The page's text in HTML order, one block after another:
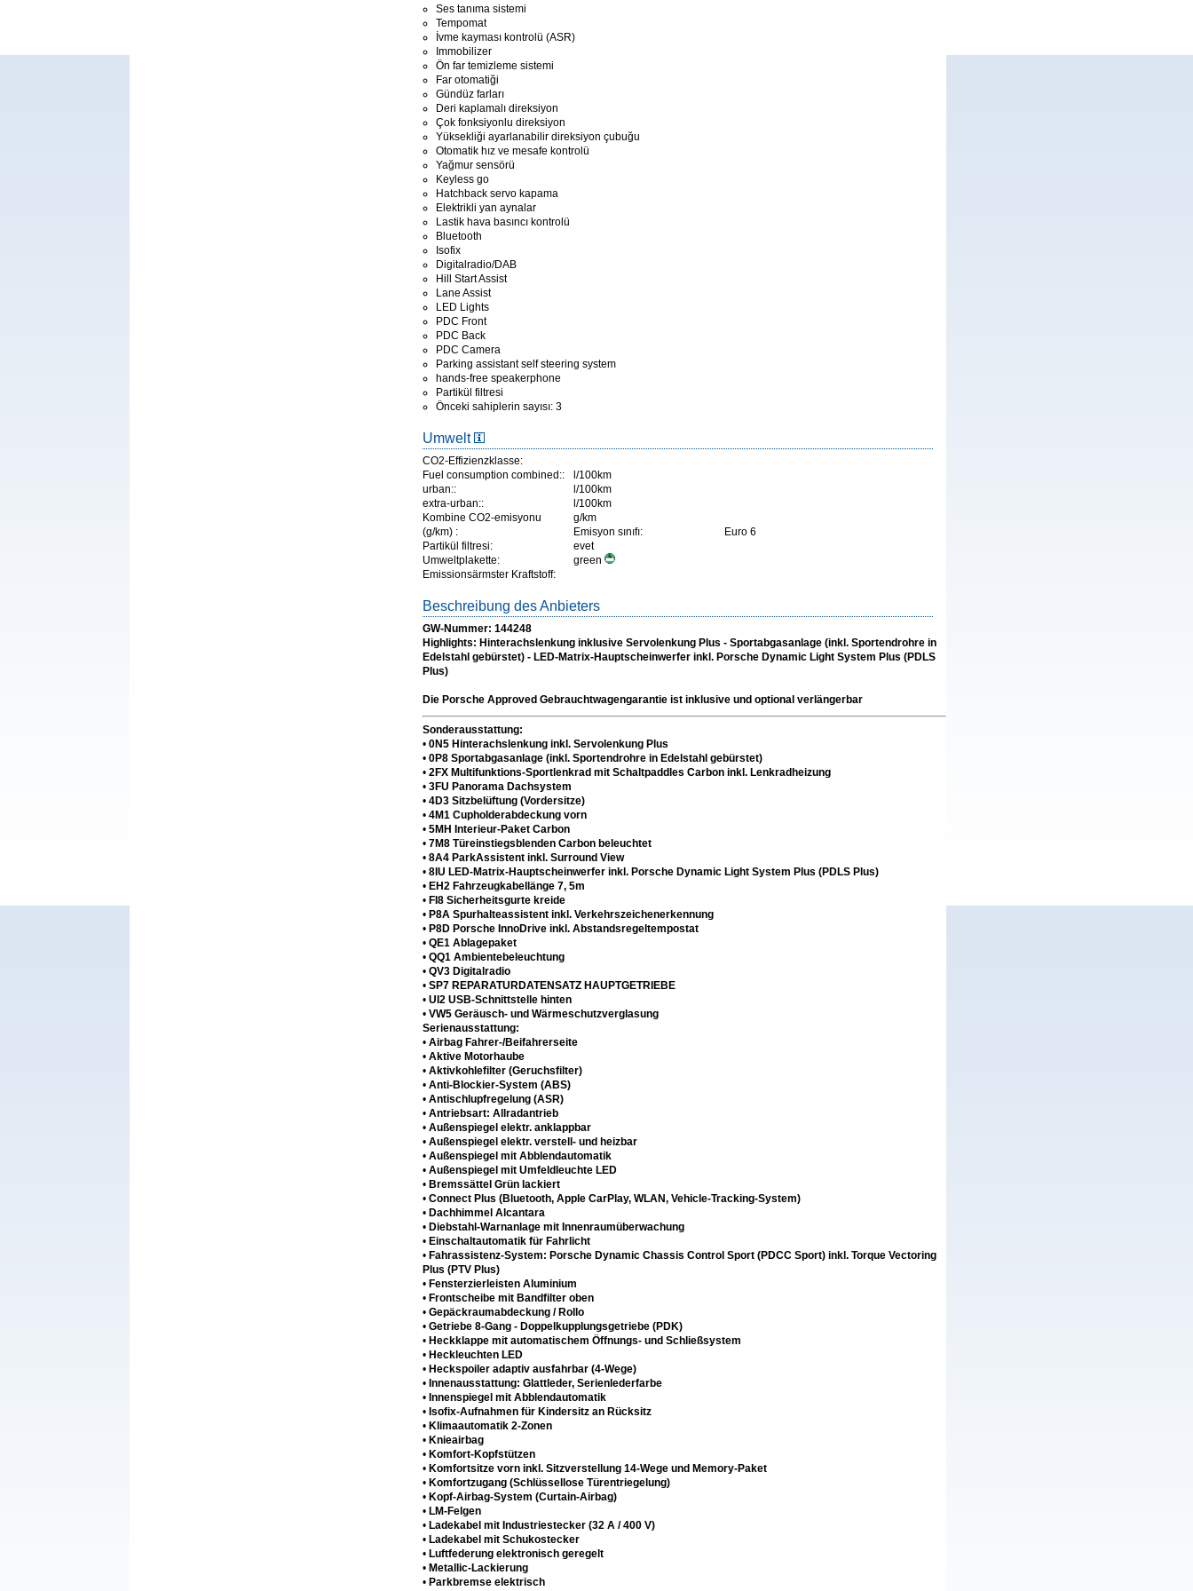
Ses tanıma sistemi
Tempomat
İvme kayması kontrolü (ASR)
Immobilizer
Ön far temizleme sistemi
Far otomatiği
Gündüz farları
Deri kaplamalı direksiyon
Çok fonksiyonlu direksiyon
Yüksekliği ayarlanabilir direksiyon çubuğu
Otomatik hız ve mesafe kontrolü
Yağmur sensörü
Keyless go
Hatchback servo kapama
Elektrikli yan aynalar
Lastik hava basıncı kontrolü
Bluetooth
Isofix
Digitalradio/DAB
Hill Start Assist
Lane Assist
LED Lights
PDC Front
PDC Back
PDC Camera
Parking assistant self steering system
hands-free speakerphone
Partikül filtresi
Önceki sahiplerin sayısı: 3
Umwelt
CO2-Effizienzklasse:
Fuel consumption combined::
l/100km
urban::
l/100km
extra-urban::
l/100km
Kombine CO2-emisyonu
(g/km) :
g/km
Emisyon sınıfı:
Euro 6
Partikül filtresi:
evet
Umweltplakette:
green
Emissionsärmster Kraftstoff:
Beschreibung des Anbieters
GW-Nummer: 144248
Highlights: Hinterachslenkung inklusive Servolenkung Plus - Sportabgasanlage (inkl. Sportendrohre in
Edelstahl gebürstet) - LED-Matrix-Hauptscheinwerfer inkl. Porsche Dynamic Light System Plus (PDLS
Plus)
Die Porsche Approved Gebrauchtwagengarantie ist inklusive und optional verlängerbar
Sonderausstattung:
• 0N5 Hinterachslenkung inkl. Servolenkung Plus
• 0P8 Sportabgasanlage (inkl. Sportendrohre in Edelstahl gebürstet)
• 2FX Multifunktions-Sportlenkrad mit Schaltpaddles Carbon inkl. Lenkradheizung
• 3FU Panorama Dachsystem
• 4D3 Sitzbelüftung (Vordersitze)
• 4M1 Cupholderabdeckung vorn
• 5MH Interieur-Paket Carbon
• 7M8 Türeinstiegsblenden Carbon beleuchtet
• 8A4 ParkAssistent inkl. Surround View
• 8IU LED-Matrix-Hauptscheinwerfer inkl. Porsche Dynamic Light System Plus (PDLS Plus)
• EH2 Fahrzeugkabellänge 7, 5m
• FI8 Sicherheitsgurte kreide
• P8A Spurhalteassistent inkl. Verkehrszeichenerkennung
• P8D Porsche InnoDrive inkl. Abstandsregeltempostat
• QE1 Ablagepaket
• QQ1 Ambientebeleuchtung
• QV3 Digitalradio
• SP7 REPARATURDATENSATZ HAUPTGETRIEBE
• UI2 USB-Schnittstelle hinten
• VW5 Geräusch- und Wärmeschutzverglasung
Serienausstattung:
• Airbag Fahrer-/Beifahrerseite
• Aktive Motorhaube
• Aktivkohlefilter (Geruchsfilter)
• Anti-Blockier-System (ABS)
• Antischlupfregelung (ASR)
• Antriebsart: Allradantrieb
• Außenspiegel elektr. anklappbar
• Außenspiegel elektr. verstell- und heizbar
• Außenspiegel mit Abblendautomatik
• Außenspiegel mit Umfeldleuchte LED
• Bremssättel Grün lackiert
• Connect Plus (Bluetooth, Apple CarPlay, WLAN, Vehicle-Tracking-System)
• Dachhimmel Alcantara
• Diebstahl-Warnanlage mit Innenraumüberwachung
• Einschaltautomatik für Fahrlicht
• Fahrassistenz-System: Porsche Dynamic Chassis Control Sport (PDCC Sport) inkl. Torque Vectoring
Plus (PTV Plus)
• Fensterzierleisten Aluminium
• Frontscheibe mit Bandfilter oben
• Gepäckraumabdeckung / Rollo
• Getriebe 8-Gang - Doppelkupplungsgetriebe (PDK)
• Heckklappe mit automatischem Öffnungs- und Schließsystem
• Heckleuchten LED
• Heckspoiler adaptiv ausfahrbar (4-Wege)
• Innenausstattung: Glattleder, Serienlederfarbe
• Innenspiegel mit Abblendautomatik
• Isofix-Aufnahmen für Kindersitz an Rücksitz
• Klimaautomatik 2-Zonen
• Knieairbag
• Komfort-Kopfstützen
• Komfortsitze vorn inkl. Sitzverstellung 14-Wege und Memory-Paket
• Komfortzugang (Schlüssellose Türentriegelung)
• Kopf-Airbag-System (Curtain-Airbag)
• LM-Felgen
• Ladekabel mit Industriestecker (32 A / 400 V)
• Ladekabel mit Schukostecker
• Luftfederung elektronisch geregelt
• Metallic-Lackierung
• Parkbremse elektrisch